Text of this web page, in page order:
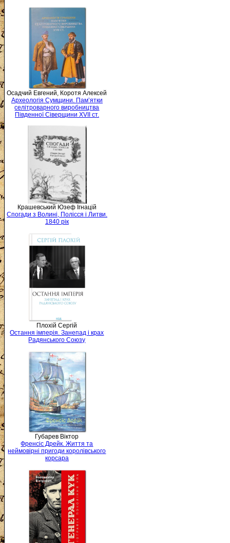
Осадчий Евгений, Коротя Алексей
Археологія Сумщини. Пам’ятки
селітроварного виробництва
Південної Сіверщини XVII ст.
Крашевський Юзеф Ігнацій
Спогади з Волині, Полісся і Литви.
1840 рік
Плохій Сергій
Остання імперія. Занепад і крах
Радянського Союзу
Губарев Віктор
Френсіс Дрейк. Життя та
неймовірні пригоди королівського
корсара